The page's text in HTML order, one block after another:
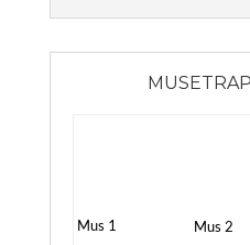
Mus 1 Mus 2